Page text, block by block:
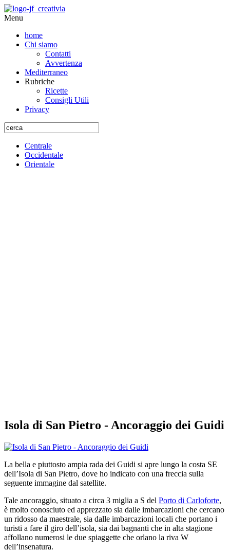
Menu
home
Chi siamo
Contatti
Avvertenza
Mediterraneo
Rubriche
Ricette
Consigli Utili
Privacy
Centrale
Occidentale
Orientale
Isola di San Pietro - Ancoraggio dei Guidi
La bella e piuttosto ampia rada dei Guidi si apre lungo la costa SE
dell’Isola di San Pietro, dove ho indicato con una freccia sulla
seguente immagine dal satellite.
Tale ancoraggio, situato a circa 3 miglia a S del Porto di Carloforte,
è molto conosciuto ed apprezzato sia dalle imbarcazioni che cercano
un ridosso da maestrale, sia dalle imbarcazioni locali che portano i
turisti a fare il giro dell’isola, sia dai bagnanti che in alta stagione
affollano numerosi le due spiaggette che orlano la riva W
dell’insenatura.